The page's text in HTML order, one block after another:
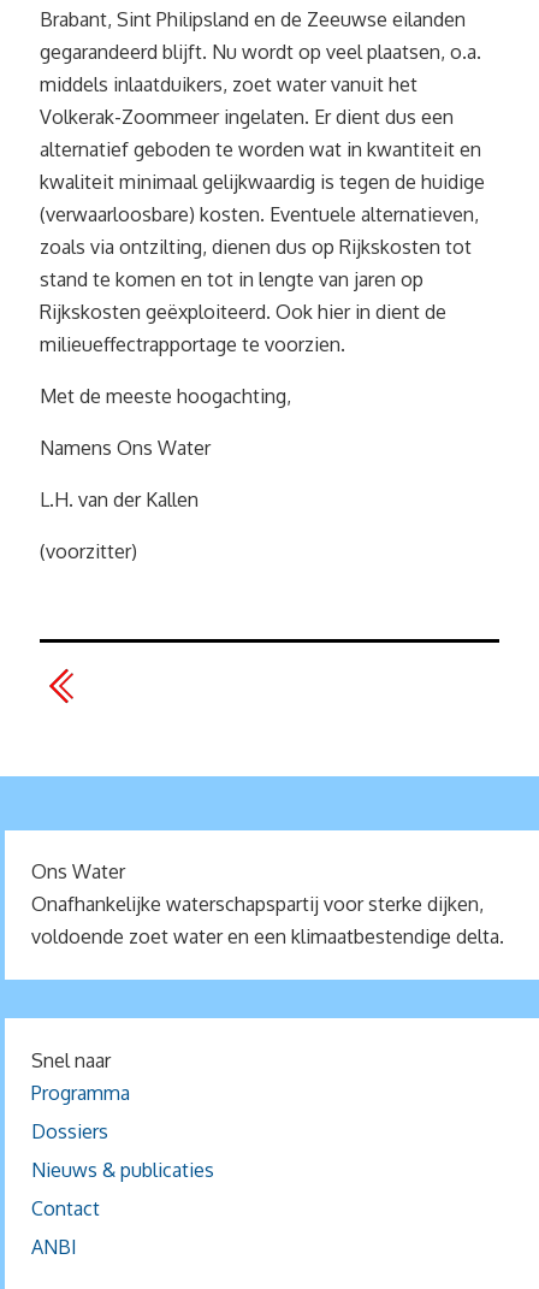
Brabant, Sint Philipsland en de Zeeuwse eilanden
gegarandeerd blijft. Nu wordt op veel plaatsen, o.a.
middels inlaatduikers, zoet water vanuit het
Volkerak-Zoommeer ingelaten. Er dient dus een
alternatief geboden te worden wat in kwantiteit en
kwaliteit minimaal gelijkwaardig is tegen de huidige
(verwaarloosbare) kosten. Eventuele alternatieven,
zoals via ontzilting, dienen dus op Rijkskosten tot
stand te komen en tot in lengte van jaren op
Rijkskosten geëxploiteerd. Ook hier in dient de
milieueffectrapportage te voorzien.
Met de meeste hoogachting,
Namens Ons Water
L.H. van der Kallen
(voorzitter)
Ons Water
Onafhankelijke waterschapspartij voor sterke dijken,
voldoende zoet water en een klimaatbestendige delta.
Snel naar
Programma
Dossiers
Nieuws & publicaties
Contact
ANBI